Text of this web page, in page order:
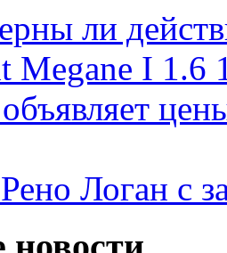
ли
Megane I 1.6
Логан с